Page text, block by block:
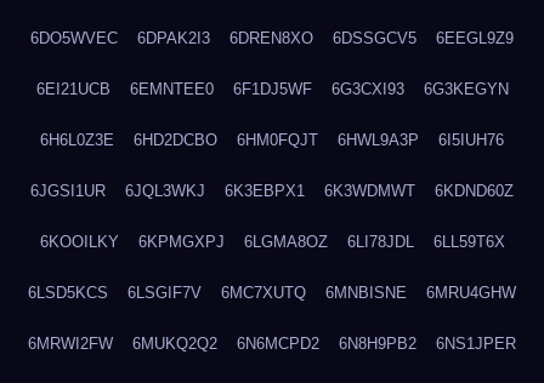
6DO5WVEC 6DPAK2I3 6DREN8XO 6DSSGCV5 6EEGL9Z9
6EI21UCB 6EMNTEE0 6F1DJ5WF 6G3CXI93 6G3KEGYN
6H6L0Z3E 6HD2DCBO 6HM0FQJT 6HWL9A3P 6I5IUH76
6JGSI1UR 6JQL3WKJ 6K3EBPX1 6K3WDMWT 6KDND60Z
6KOOILKY 6KPMGXPJ 6LGMA8OZ 6LI78JDL 6LL59T6X
6LSD5KCS 6LSGIF7V 6MC7XUTQ 6MNBISNE 6MRU4GHW
6MRWI2FW 6MUKQ2Q2 6N6MCPD2 6N8H9PB2 6NS1JPER